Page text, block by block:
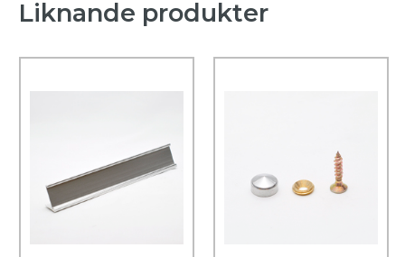
Liknande produkter